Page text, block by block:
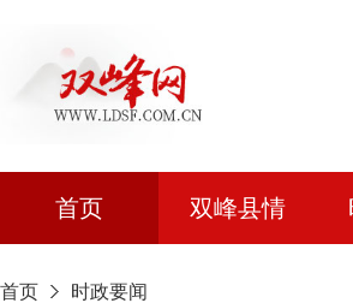
首页 双峰县情
首页 时政要闻